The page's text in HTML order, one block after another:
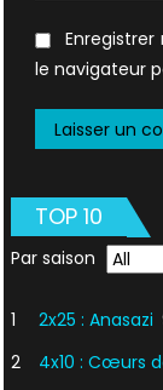
le navigateur
TOP 10
Par saison
1 2x25 : Anasazi
2
4x10 : Cœurs